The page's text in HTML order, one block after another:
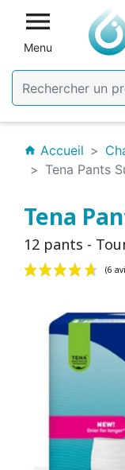

Menu
home Accueil
Tena Pants
Tena
12 pants -